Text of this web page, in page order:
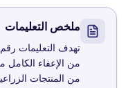
ملخص التعليمات
من الإعفاء
من المنتجات